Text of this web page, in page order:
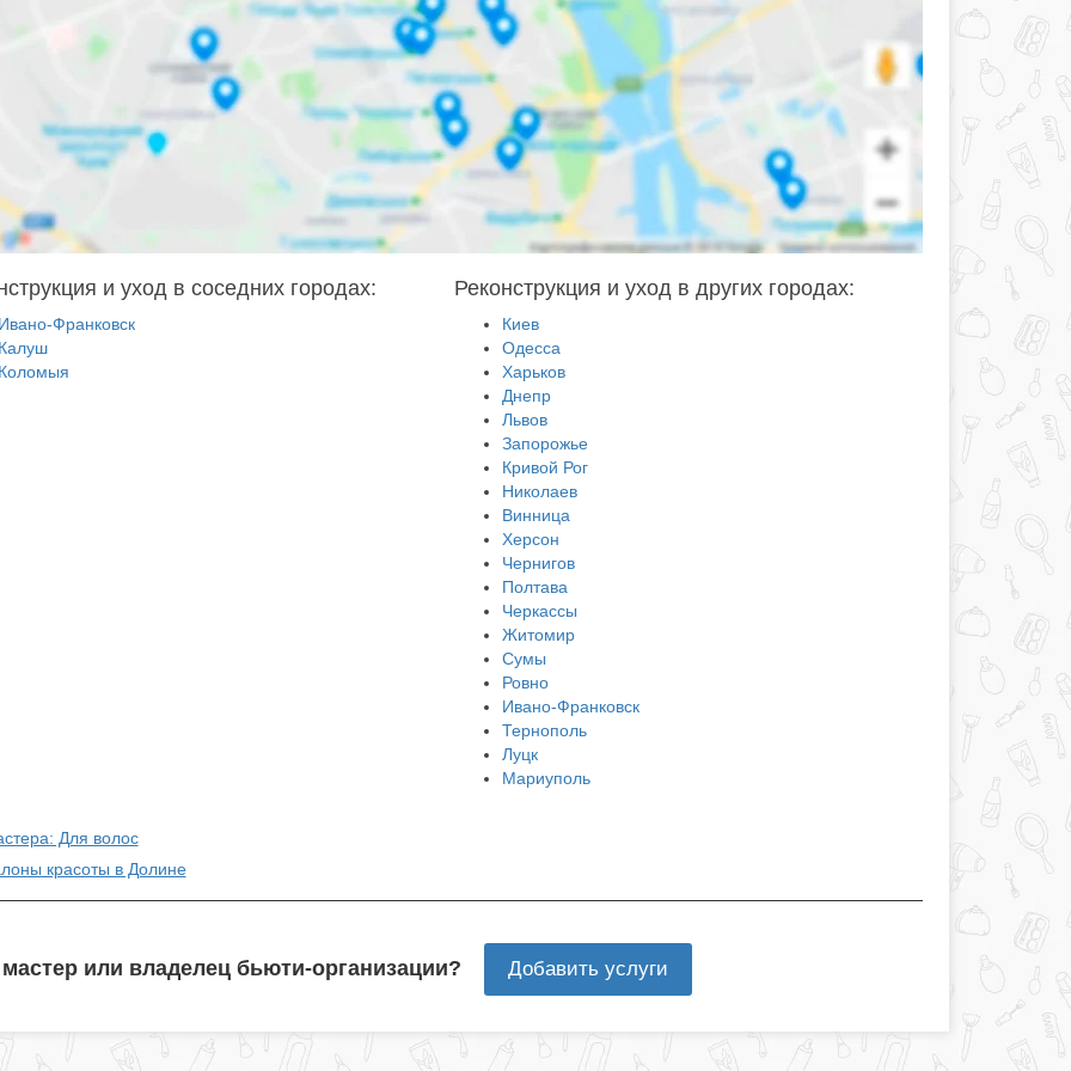
и уход в соседних городах:
Франковск
Реконструкция и уход в других городах:
Киев
Одесса
Харьков
Днепр
Львов
Запорожье
Кривой Рог
Николаев
Винница
Херсон
Чернигов
Полтава
Черкассы
Житомир
Сумы
Ровно
Ивано-Франковск
Тернополь
Луцк
Мариуполь
Для волос
красоты в Долине
или владелец бьюти-организации? Добавить услуги